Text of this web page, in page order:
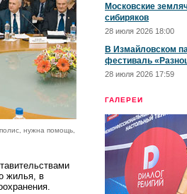
Московские
сибиряков
28 июля 2026 18:00
В Измайловском
фестиваль
28 июля 2026 17:59
ГАЛЕРЕИ
нужна помощь,
жилья, в